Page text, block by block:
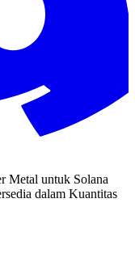
Metal untuk Solana
dalam Kuantitas